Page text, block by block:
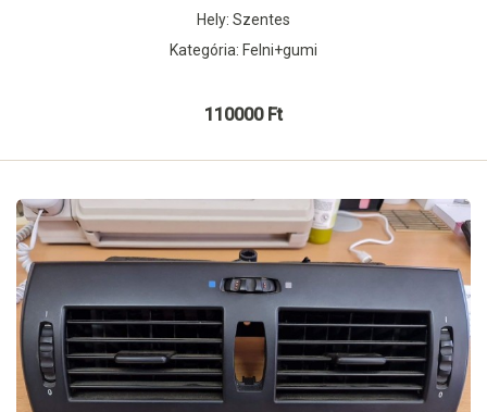
Hely: Szentes
Kategória: Felni+gumi
110000 Ft